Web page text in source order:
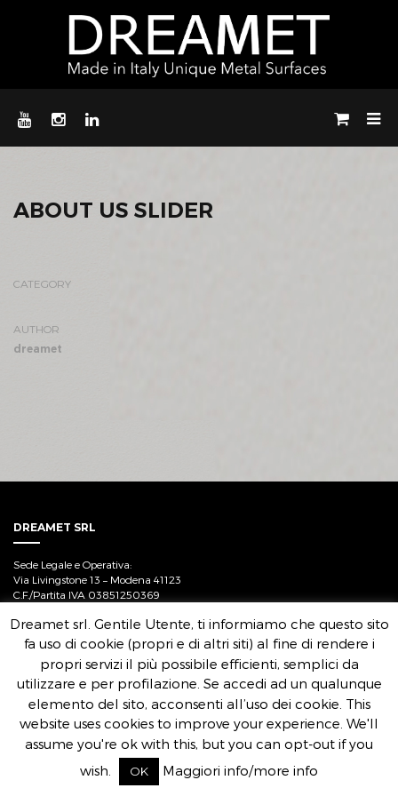
ABOUT US SLIDER
CATEGORY
AUTHOR
dreamet
DREAMET SRL
Sede Legale e Operativa:
Via Livingstone 13 – Modena 41123
C.F./Partita IVA 03851250369
Dreamet srl. Gentile Utente, ti informiamo che questo sito
fa uso di cookie (propri e di altri siti) al fine di rendere i
propri servizi il più possibile efficienti, semplici da
utilizzare e per profilazione. Se accedi ad un qualunque
elemento del sito, acconsenti all’uso dei cookie. This
website uses cookies to improve your experience. We'll
assume you're ok with this, but you can opt-out if you
wish.
OK Maggiori info/more info